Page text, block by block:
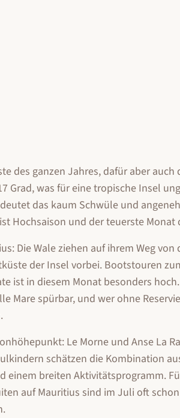
des ganzen Jahres, dafür aber auch
Grad, was für eine tropische Insel
das kaum Schwüle und
Hochsaison und der teuerste Monat
Die Wale ziehen auf ihrem Weg von
der Insel vorbei. Bootstouren
ist in diesem Monat besonders
Mare spürbar, und wer ohne
Le Morne und Anse La
schätzen die Kombination
einem breiten Aktivitätsprogramm.
auf Mauritius sind im Juli oft